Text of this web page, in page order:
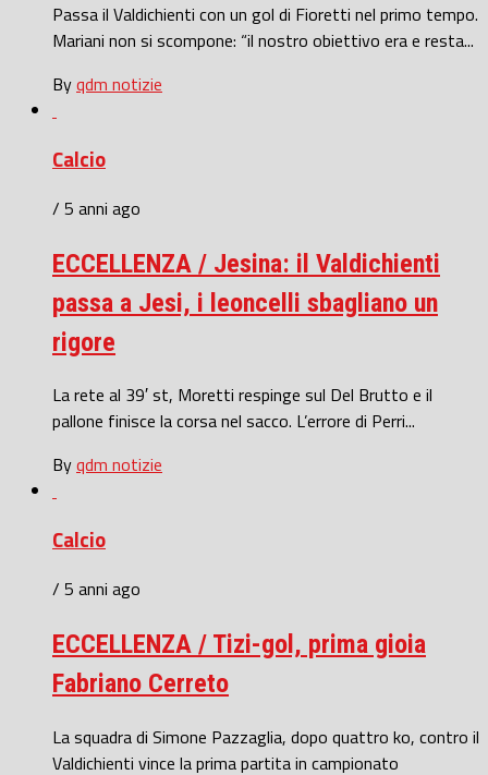
Passa il Valdichienti con un gol di Fioretti nel primo tempo.
Mariani non si scompone: “il nostro obiettivo era e resta...
Byqdm notizie
Calcio
/ 5 anni ago
ECCELLENZA / Jesina: il Valdichienti
passa a Jesi, i leoncelli sbagliano un
rigore
La rete al 39′ st, Moretti respinge sul Del Brutto e il
pallone finisce la corsa nel sacco. L’errore di Perri...
Byqdm notizie
Calcio
/ 5 anni ago
ECCELLENZA / Tizi-gol, prima gioia
Fabriano Cerreto
La squadra di Simone Pazzaglia, dopo quattro ko, contro il
Valdichienti vince la prima partita in campionato